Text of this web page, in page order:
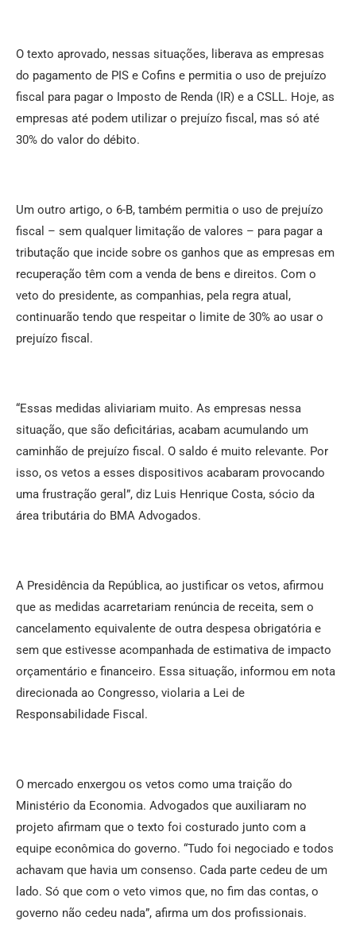
O texto aprovado, nessas situações, liberava as empresas
do pagamento de PIS e Cofins e permitia o uso de prejuízo
fiscal para pagar o Imposto de Renda (IR) e a CSLL. Hoje, as
empresas até podem utilizar o prejuízo fiscal, mas só até
30% do valor do débito.
Um outro artigo, o 6-B, também permitia o uso de prejuízo
fiscal – sem qualquer limitação de valores – para pagar a
tributação que incide sobre os ganhos que as empresas em
recuperação têm com a venda de bens e direitos. Com o
veto do presidente, as companhias, pela regra atual,
continuarão tendo que respeitar o limite de 30% ao usar o
prejuízo fiscal.
“Essas medidas aliviariam muito. As empresas nessa
situação, que são deficitárias, acabam acumulando um
caminhão de prejuízo fiscal. O saldo é muito relevante. Por
isso, os vetos a esses dispositivos acabaram provocando
uma frustração geral”, diz Luis Henrique Costa, sócio da
área tributária do BMA Advogados.
A Presidência da República, ao justificar os vetos, afirmou
que as medidas acarretariam renúncia de receita, sem o
cancelamento equivalente de outra despesa obrigatória e
sem que estivesse acompanhada de estimativa de impacto
orçamentário e financeiro. Essa situação, informou em nota
direcionada ao Congresso, violaria a Lei de
Responsabilidade Fiscal.
O mercado enxergou os vetos como uma traição do
Ministério da Economia. Advogados que auxiliaram no
projeto afirmam que o texto foi costurado junto com a
equipe econômica do governo. “Tudo foi negociado e todos
achavam que havia um consenso. Cada parte cedeu de um
lado. Só que com o veto vimos que, no fim das contas, o
governo não cedeu nada”, afirma um dos profissionais.